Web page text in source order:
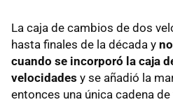
La caja de cambios de dos
hasta finales de la década y
cuando se incorporó la caja
velocidades y se añadió la
entonces una única cadena